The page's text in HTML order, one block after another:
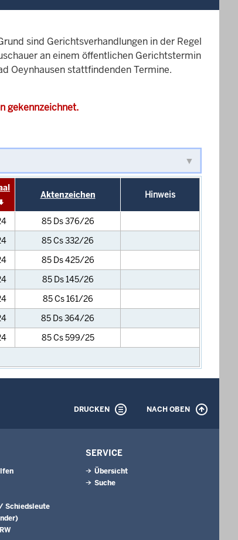
sind Gerichtsverhandlungen in der Regel
an einem öffentlichen Gerichtstermin
Oeynhausen stattfindenden Termine.
gekennzeichnet.
Aktenzeichen Hinweis
85 Ds 376/26
85 Cs 332/26
85 Ds 425/26
85 Ds 145/26
85 Cs 161/26
85 Ds 364/26
85 Cs 599/25
DRUCKEN NACH OBEN
Schiedsleute
SERVICE
Übersicht
Suche